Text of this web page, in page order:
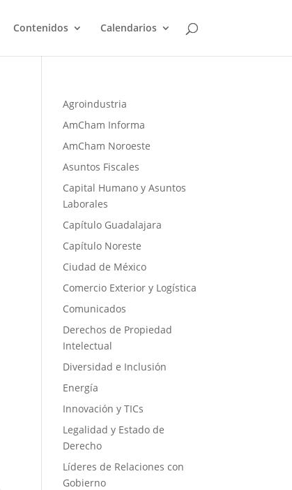
Contenidos Calendarios
Agroindustria
AmCham Informa
AmCham Noroeste
Asuntos Fiscales
Capital Humano y Asuntos
Laborales
Capítulo Guadalajara
Capítulo Noreste
Ciudad de México
Comercio Exterior y Logística
Comunicados
Derechos de Propiedad
Intelectual
Diversidad e Inclusión
Energía
Innovación y TICs
Legalidad y Estado de
Derecho
Líderes de Relaciones con
Gobierno